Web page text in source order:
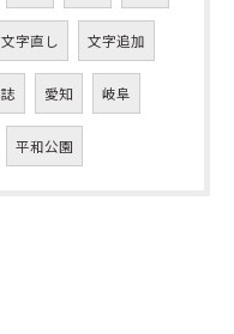
文字直し 文字追加
愛知 岐阜
平和公園